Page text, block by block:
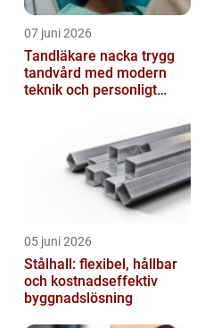
07 juni 2026
Tandläkare nacka trygg
tandvård med modern
teknik och personligt
05 juni 2026
Stålhall: flexibel, hållbar
och kostnadseffektiv
byggnadslösning